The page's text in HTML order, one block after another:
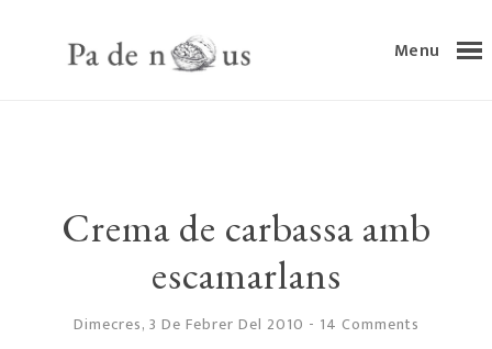
Menu
Crema de carbassa amb
escamarlans
Dimecres, 3 De Febrer Del 2010 - 14 Comments